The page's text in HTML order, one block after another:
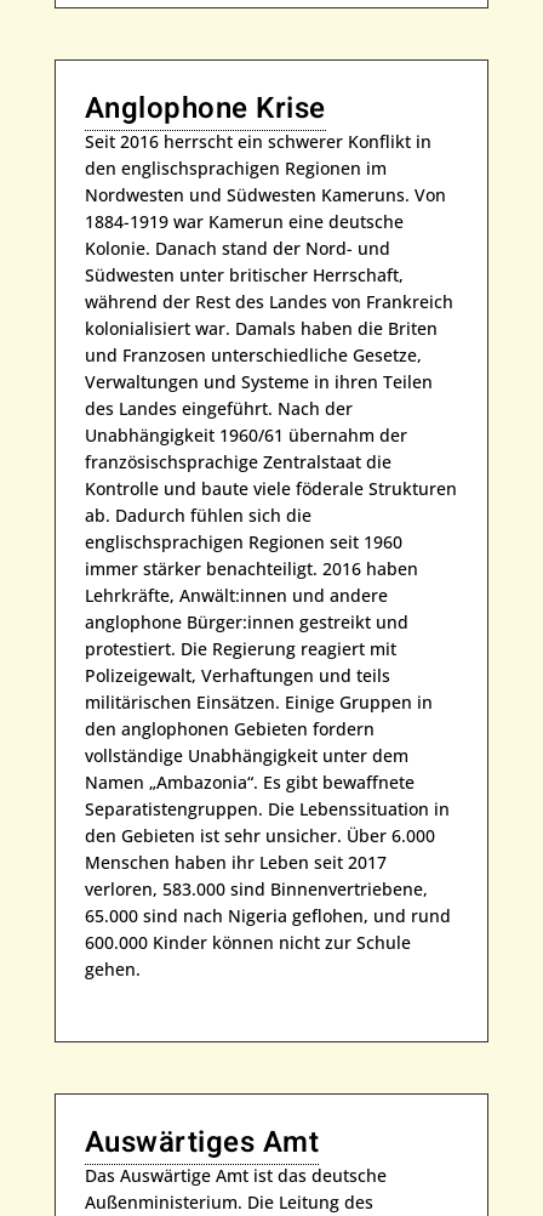
Anglophone Krise
Seit 2016 herrscht ein schwerer Konflikt in
den englischsprachigen Regionen im
Nordwesten und Südwesten Kameruns. Von
1884-1919 war Kamerun eine deutsche
Kolonie. Danach stand der Nord- und
Südwesten unter britischer Herrschaft,
während der Rest des Landes von Frankreich
kolonialisiert war. Damals haben die Briten
und Franzosen unterschiedliche Gesetze,
Verwaltungen und Systeme in ihren Teilen
des Landes eingeführt. Nach der
Unabhängigkeit 1960/61 übernahm der
französischsprachige Zentralstaat die
Kontrolle und baute viele föderale Strukturen
ab. Dadurch fühlen sich die
englischsprachigen Regionen seit 1960
immer stärker benachteiligt. 2016 haben
Lehrkräfte, Anwält:innen und andere
anglophone Bürger:innen gestreikt und
protestiert. Die Regierung reagiert mit
Polizeigewalt, Verhaftungen und teils
militärischen Einsätzen. Einige Gruppen in
den anglophonen Gebieten fordern
vollständige Unabhängigkeit unter dem
Namen „Ambazonia“. Es gibt bewaffnete
Separatistengruppen. Die Lebenssituation in
den Gebieten ist sehr unsicher. Über 6.000
Menschen haben ihr Leben seit 2017
verloren, 583.000 sind Binnenvertriebene,
65.000 sind nach Nigeria geflohen, und rund
600.000 Kinder können nicht zur Schule
gehen.
Auswärtiges Amt
Das Auswärtige Amt ist das deutsche
Außenministerium. Die Leitung des